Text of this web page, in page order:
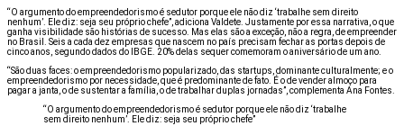
“O argumento do empreendedorismo é sedutor porque ele não diz ‘trabalhe sem direito
nenhum’. Ele diz: seja seu próprio chefe”, adiciona Valdete. Justamente por essa narrativa, o que
ganha visibilidade são histórias de sucesso. Mas elas são a exceção, não a regra, de empreender
no Brasil. Seis a cada dez empresas que nascem no país precisam fechar as portas depois de
cinco anos, segundo dados do IBGE. 20% delas sequer comemoram o aniversário de um ano.
“São duas faces: o empreendedorismo popularizado, das startups, dominante culturalmente; e o
empreendedorismo por necessidade, que é predominante de fato. É o de vender almoço para
pagar a janta, o de sustentar a família, o de trabalhar duplas jornadas”, complementa Ana Fontes.
“O argumento do empreendedorismo é sedutor porque ele não diz ‘trabalhe
sem direito nenhum’. Ele diz: seja seu próprio chefe”